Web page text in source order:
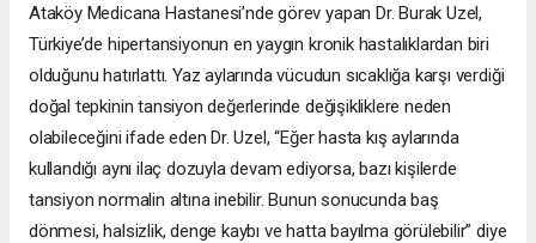
Ataköy Medicana Hastanesi’nde görev yapan Dr. Burak Uzel,
Türkiye’de hipertansiyonun en yaygın kronik hastalıklardan biri
olduğunu hatırlattı. Yaz aylarında vücudun sıcaklığa karşı verdiği
doğal tepkinin tansiyon değerlerinde değişikliklere neden
olabileceğini ifade eden Dr. Uzel, “Eğer hasta kış aylarında
kullandığı aynı ilaç dozuyla devam ediyorsa, bazı kişilerde
tansiyon normalin altına inebilir. Bunun sonucunda baş
dönmesi, halsizlik, denge kaybı ve hatta bayılma görülebilir” diye